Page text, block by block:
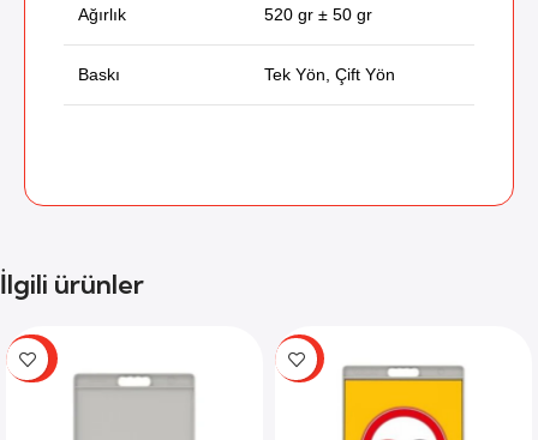
Ağırlık 520 gr ± 50 gr
Baskı Tek Yön, Çift Yön
İlgili ürünler
-74% -59%